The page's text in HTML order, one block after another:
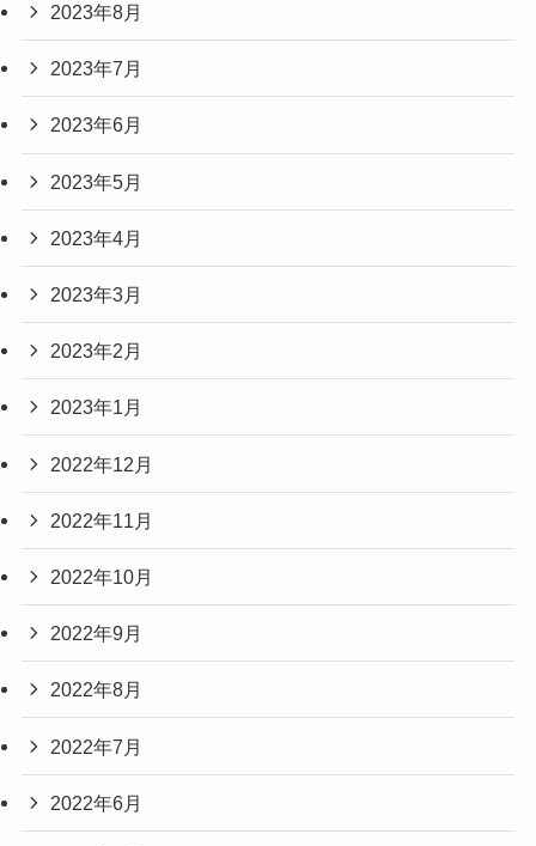
2023年8月
2023年7月
2023年6月
2023年5月
2023年4月
2023年3月
2023年2月
2023年1月
2022年12月
2022年11月
2022年10月
2022年9月
2022年8月
2022年7月
2022年6月